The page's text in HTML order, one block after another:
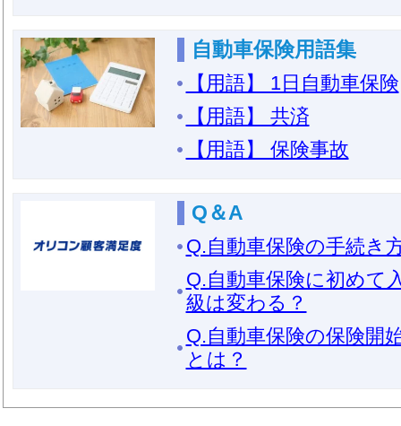
自動車保険用語集
【用語】 1日自動車保険
【用語】 共済
【用語】 保険事故
Q＆A
Q.自動車保険の手続き
Q.自動車保険に初めて
級は変わる？
Q.自動車保険の保険開
とは？